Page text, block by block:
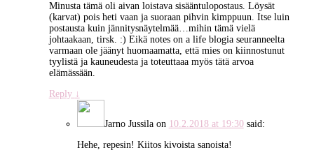
Minusta tämä oli aivan loistava sisääntulopostaus. Löysät
(karvat) pois heti vaan ja suoraan pihvin kimppuun. Itse luin
postausta kuin jännitysnäytelmää…mihin tämä vielä
johtaakaan, tirsk. :) Eikä notes on a life blogia seuranneelta
varmaan ole jäänyt huomaamatta, että mies on kiinnostunut
tyylistä ja kauneudesta ja toteuttaaa myös tätä arvoa
elämässään.
Reply ↓
Jarno Jussilaon 10.2.2018 at 19:30 said:
Hehe, repesin! Kiitos kivoista sanoista!